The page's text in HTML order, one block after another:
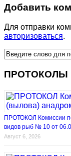
Добавить
Для отправки
авторизоваться.
ПРОТОКОЛЫ
ПРОТОКОЛ Комиссии
видов рыб № 10 от
Август 6, 2026